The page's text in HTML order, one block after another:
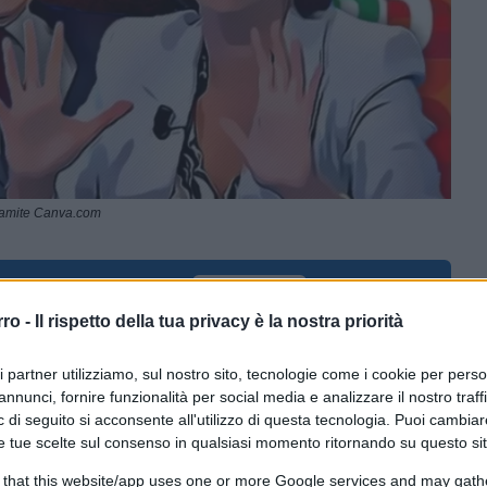
- Il rispetto della tua privacy è la nostra priorità
partner utilizziamo, sul nostro sito, tecnologie come i cookie per
fornire funzionalità per social media e analizzare il nostro
di seguito si acconsente all'utilizzo di questa tecnologia. Puoi
tue scelte sul consenso in qualsiasi momento ritornando su questo
that this website/app uses one or more Google services and may
Canva.com
0:00/--:--
street artist ha partecipato alFestival
l’occasione per scattare un selfie con il